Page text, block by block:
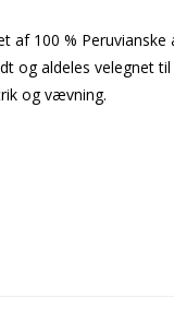
af 100 % Peruvianske
og aldeles velegnet
og vævning.